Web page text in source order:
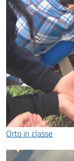
Orto in classe